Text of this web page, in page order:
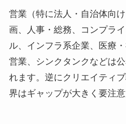
営業（特に法人・自治体向
画、人事・総務、コンプラ
ル、インフラ系企業、医療
営業、シンクタンクなどは
れます。逆にクリエイティ
界はギャップが大きく要注意